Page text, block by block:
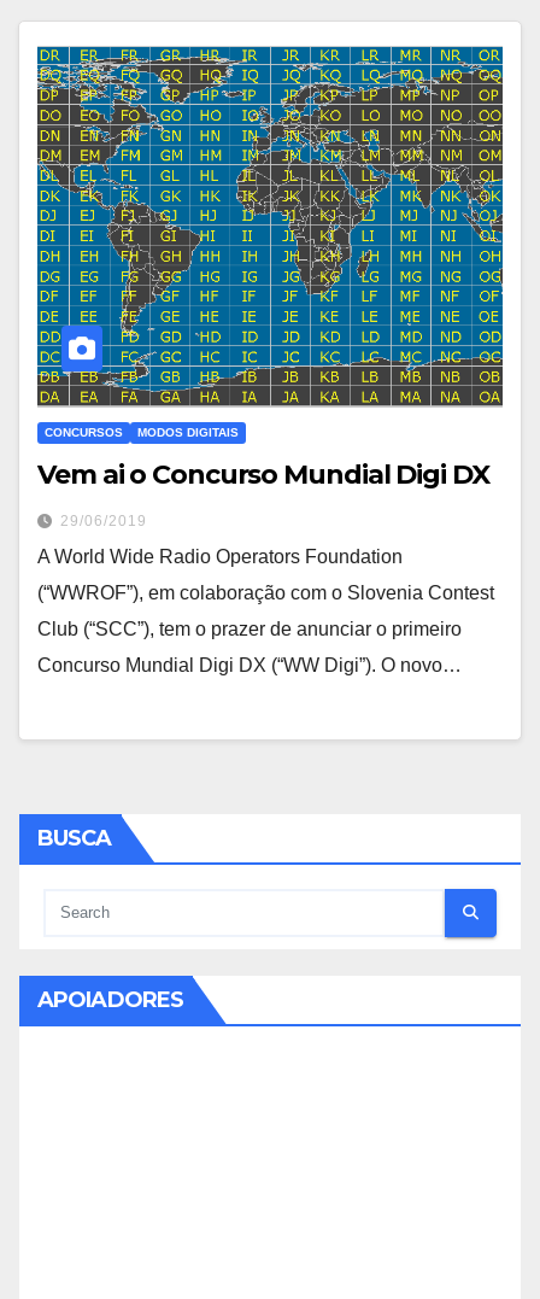
CONCURSOS MODOS DIGITAIS
Vem ai o Concurso Mundial Digi DX
29/06/2019
A World Wide Radio Operators Foundation
(“WWROF”), em colaboração com o Slovenia Contest
Club (“SCC”), tem o prazer de anunciar o primeiro
Concurso Mundial Digi DX (“WW Digi”). O novo…
BUSCA
APOIADORES